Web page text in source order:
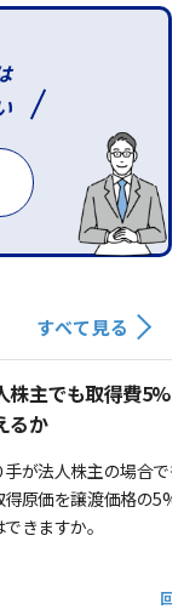
すべて見る
株主でも取得費5%
るか
手が法人株主の場合で
得原価を譲渡価格の5%
きますか。
回